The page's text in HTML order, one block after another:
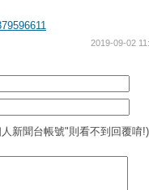
2019-09-02
新聞台帳號"則看不到回覆唷!)